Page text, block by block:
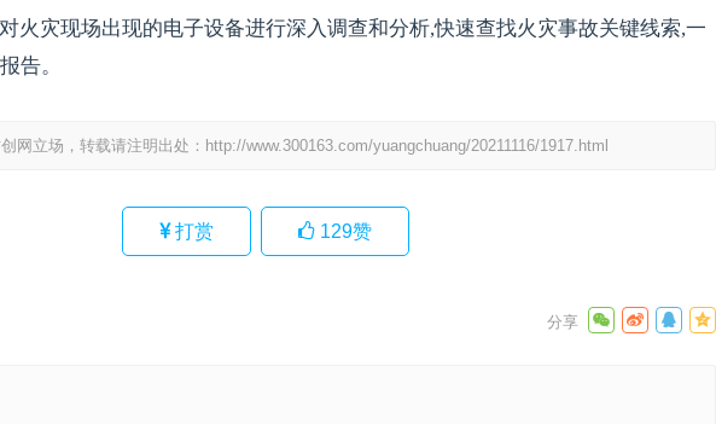
火灾现场出现的电子设备进行深入调查和分析,快速查找火灾事故关键线索,一
告。
网立场，转载请注明出处： http://www.300163.com/yuangchuang/20211116/1917.html
打赏 129赞